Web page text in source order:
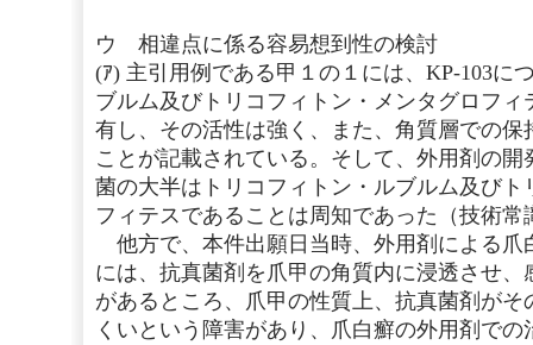
ウ 相違点に係る容易想到性の検討
(ｱ) 主引用例である甲１の１には、KP-103に
ブルム及びトリコフィトン・メンタグロフ
有し、その活性は強く、また、角質層での
ことが記載されている。そして、外用剤の
菌の大半はトリコフィトン・ルブルム及び
フィテスであることは周知であった（技術
他方で、本件出願日当時、外用剤による爪
には、抗真菌剤を爪甲の角質内に浸透させ
があるところ、爪甲の性質上、抗真菌剤が
くいという障害があり、爪白癬の外用剤で